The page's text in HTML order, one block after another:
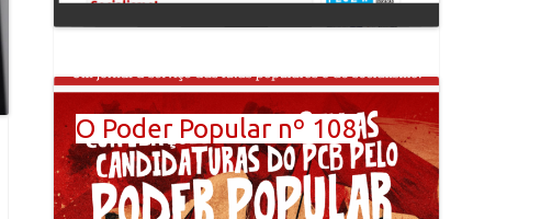
O Poder Popular nº 108